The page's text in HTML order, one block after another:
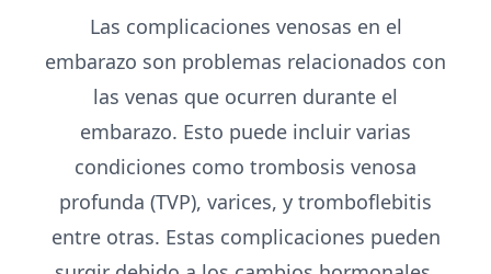
Las complicaciones venosas en el
embarazo son problemas relacionados con
las venas que ocurren durante el
embarazo. Esto puede incluir varias
condiciones como trombosis venosa
profunda (TVP), varices, y tromboflebitis
entre otras. Estas complicaciones pueden